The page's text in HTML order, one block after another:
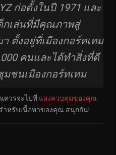
ก่อตั้งในปี 1971 และ
กเล่นที่มีคุณภาพสู่
ตั้งอยู่ที่เมืองกอร์ทเทม
คนและได้ทำสิ่งที่ดี
ชนเมืองกอร์ทเทม
ควรจะไปที่ แผงควบคุมของคุณ
ำหรับเนื้อหาของคุณ สนุกกัน!